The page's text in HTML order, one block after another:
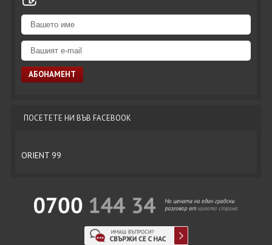
ПОСЕТЕТЕ НИ ВЪВ FACEBOOK
ORIENT 99